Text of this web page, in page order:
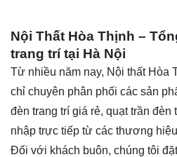
Nội Thất Hòa Thịnh –
trang trí tại Hà Nội
Từ nhiều năm nay, Nội thất Hòa
chỉ chuyên phân phối các sản
đèn trang trí giá rẻ, quạt trần đèn
nhập trực tiếp từ các thương
Đối với khách buôn, chúng tôi